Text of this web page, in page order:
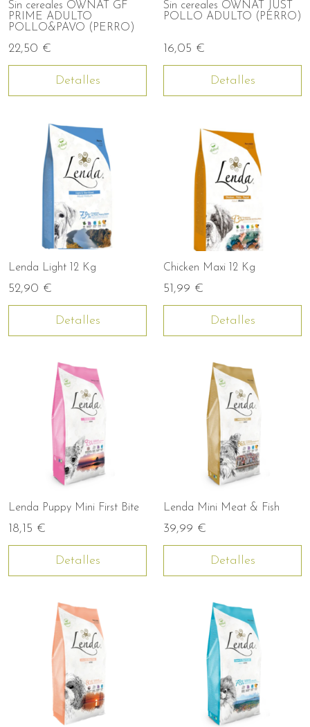
Sin cereales OWNAT GF
PRIME ADULTO
POLLO&PAVO (PERRO)
22,50 €
Detalles
Sin cereales OWNAT JUST
POLLO ADULTO (PERRO)
16,05 €
Detalles
Lenda Light 12 Kg
52,90 €
Detalles
Chicken Maxi 12 Kg
51,99 €
Detalles
Lenda Puppy Mini First Bite
18,15 €
Detalles
Lenda Mini Meat & Fish
39,99 €
Detalles